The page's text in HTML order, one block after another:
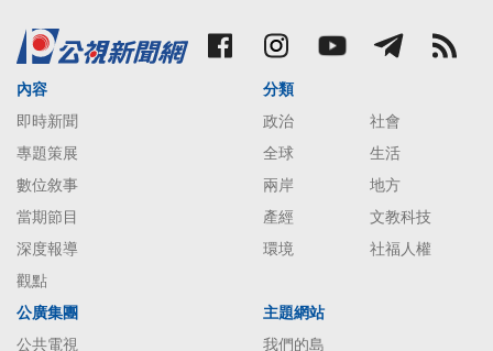
內容
即時新聞
專題策展
數位敘事
當期節目
深度報導
觀點
分類
政治
社會
全球
生活
兩岸
地方
產經
文教科技
環境
社福人權
公廣集團
公共電視
主題網站
我們的島